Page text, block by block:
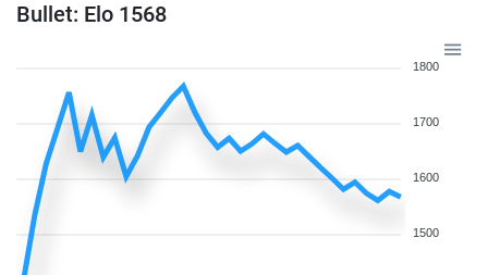
Bullet: Elo 1568
1800
1700
1600
1500